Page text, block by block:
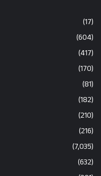
(17)
(604)
(417)
(170)
(81)
(182)
(210)
(216)
(7,035)
(632)